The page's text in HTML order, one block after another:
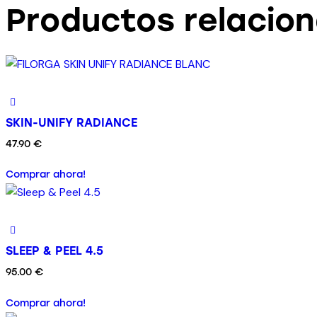
Productos
SKIN-UNIFY RADIANCE
47.90 €
Comprar ahora!
SLEEP & PEEL 4.5
95.00 €
Comprar ahora!